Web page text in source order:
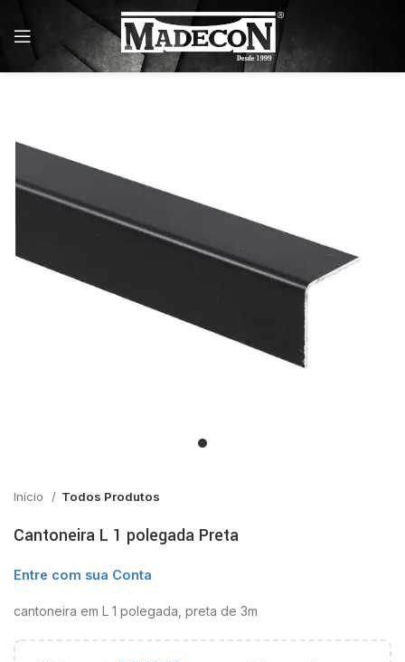
Início Todos Produtos
Cantoneira L 1 polegada Preta
Entre com sua Conta
cantoneira em L 1 polegada, preta de 3m